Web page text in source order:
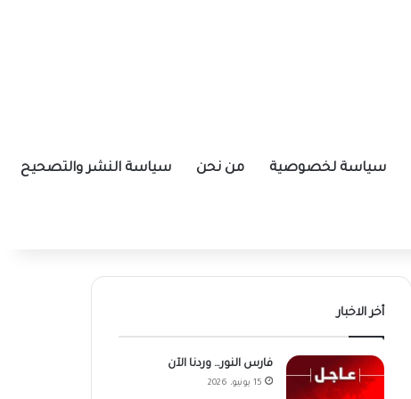
سياسة لخصوصية من نحن سياسة النشر والتصحيح
أخر الاخبار
فارس النور… وردنا الآن
15 يونيو، 2026